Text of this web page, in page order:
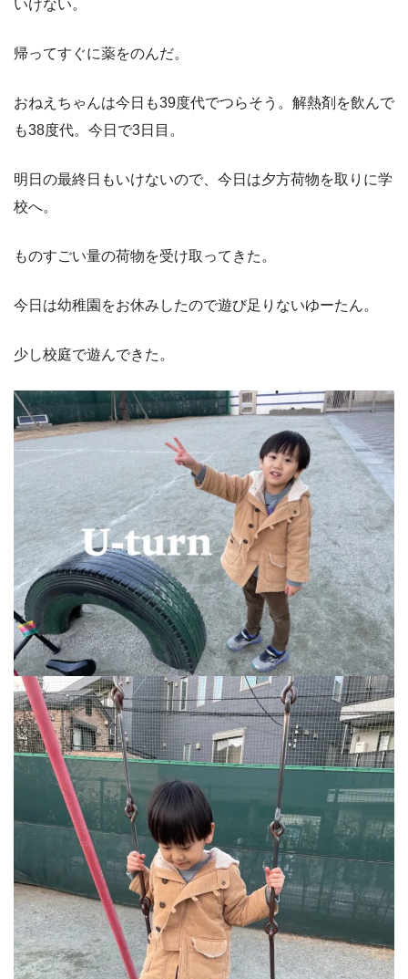
いけない。
帰ってすぐに薬をのんだ。
おねえちゃんは今日も39度代でつらそう。解熱剤を飲んで
も38度代。今日で3日目。
明日の最終日もいけないので、今日は夕方荷物を取りに学
校へ。
ものすごい量の荷物を受け取ってきた。
今日は幼稚園をお休みしたので遊び足りないゆーたん。
少し校庭で遊んできた。